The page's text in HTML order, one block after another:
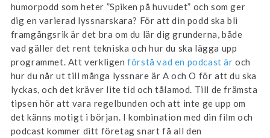
humorpodd som heter ”Spiken på huvudet” och som ger
dig en varierad lyssnarskara? För att din podd ska bli
framgångsrik är det bra om du lär dig grunderna, både
vad gäller det rent tekniska och hur du ska lägga upp
programmet. Att verkligenförstå vad en podcast är och
hur du når ut till många lyssnare är A och O för att du ska
lyckas, och det kräver lite tid och tålamod. Till de främsta
tipsen hör att vara regelbunden och att inte ge upp om
det känns motigt i början. I kombination med din film och
podcast kommer ditt företag snart få all den